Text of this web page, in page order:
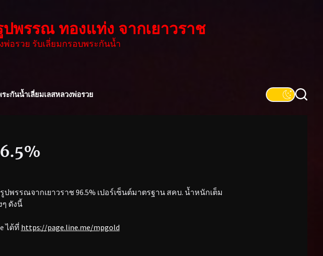
พรรณ ทองแท่ง จากเยาวราช
พ่อรวย รับเลี่ยมกรอบพระกันน้ำ
ระกันน้ำเลี่ยมเลสหลวงพ่อรวย
พรรณจากเยาวราช 96.5% เปอร์เซ็นต์มาตรฐาน สคบ. น้ำหนักเต็ม
ดังนี้
ได้ที่ https://page.line.me/mpgold